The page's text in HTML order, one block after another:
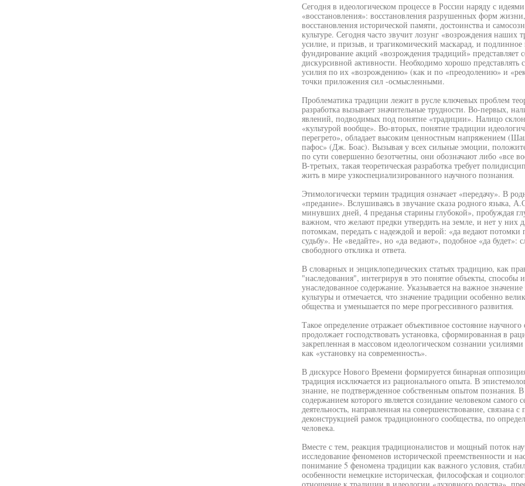
Сегодня в идеологическом процессе в России наряду с
«восстановления»: восстановления разрушенных форм
восстановления исторической памяти, достоинства и
культуре. Сегодня часто звучит лозунг «возрождения наших
усилие, и призыв, и трагикомический маскарад, и подлинное
фундирование акций «возрождения традиций» представляет
дискурсивной активности. Необходимо хорошо
усилия по их «возрождению» (как и по «преодолению» и
точки приложения сил -осмысленными.
Проблематика традиции лежит в русле ключевых проблем
разработка вызывает значительные трудности. Во-первых,
явлений, подводимых под понятие «традиции». Налицо
«культурой вообще». Во-вторых, понятие традиции
перегрето», обладает высоким ценностным напряжением
пафос» (Дж. Боас). Вызывая у всех сильные эмоции,
по сути совершенно безотчетны, они обозначают либо «все
В-третьих, такая теоретическая разработка требует
жить в мире узкоспециализированного научного познания.
Этимологически термин традиция означает «передачу». В
«предание». Вслушиваясь в звучание сказа родного языка,
минувших дней, 4 преданья старины глубокой», пробуждая
важном, что желают предки утвердить на земле, и нет у них
потомкам, передать с надеждой и верой: «да ведают
судьбу». Не «ведайте», но «да ведают», подобное «да
свободного отклика и ответа.
В словарных и энциклопедических статьях традицию, как
"наследования", интегрируя в это понятие объекты, способы
унаследованное содержание. Указывается на важное
культуры и отмечается, что значение традиции особенно
общества и уменьшается по мере прогрессивного развития.
Такое определение отражает объективное состояние
продолжает господствовать установка, сформированная в
закрепленная в массовом идеологическом сознании
как «установку на современность».
В дискурсе Нового Времени формируется бинарная
традиция исключается из рационального опыта. В
знание, не подтвержденное собственным опытом познания.
содержанием которого является созидание человеком самого
деятельность, направленная на совершенствование, связана
деконструкцией рамок традиционного сообщества, по
человека.
Вместе с тем, реакция традиционалистов и мощный поток
исследование феноменов исторической преемственности и
понимание 5 феномена традиции как важного условия,
особенности немецкие историческая, философская и